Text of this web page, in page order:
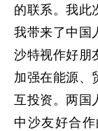
的联系。我此
我带来了中国
沙特视作好朋
加强在能源、
互投资。两国
中沙友好合